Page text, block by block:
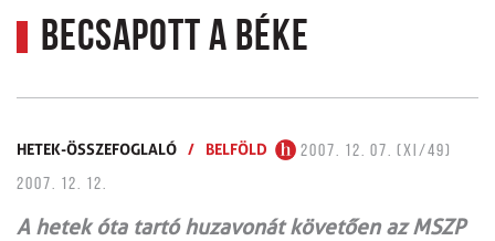
Becsapott a béke
HETEK-ÖSSZEFOGLALÓ / BELFÖLD
2007. 12. 07. (XI/49)
2007. 12. 12.
A hetek óta tartó huzavonát követően az MSZP